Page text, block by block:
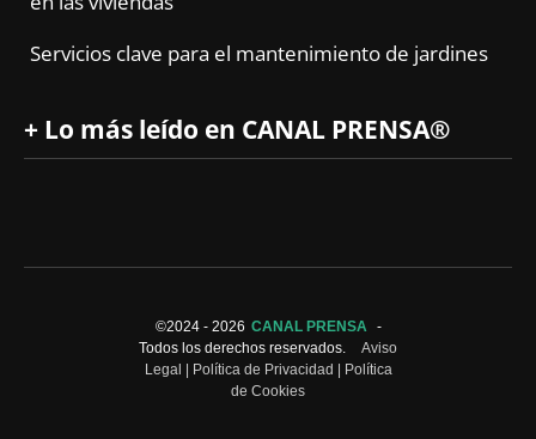
Servicios clave para el mantenimiento de jardines
+ Lo más leído en CANAL PRENSA®
©2024 - 2026 CANAL PRENSA
-
Todos los derechos reservados.
Aviso
Legal | Política de Privacidad | Política
de Cookies